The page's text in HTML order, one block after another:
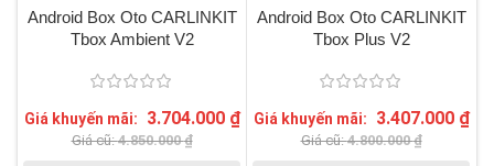
Android Box Oto CARLINKIT
Tbox Ambient V2
Giá khuyến mãi: 3.704.000 ₫
Giá cũ:4.850.000₫
Android Box Oto CARLINKIT
Tbox Plus V2
Giá khuyến mãi: 3.407.000 ₫
Giá cũ:4.800.000₫